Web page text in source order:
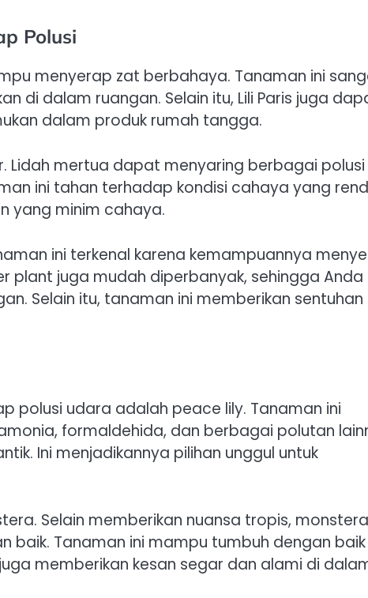
Polusi
menyerap zat berbahaya. Tanaman ini
di dalam ruangan. Selain itu, Lili Paris juga
dalam produk rumah tangga.
Lidah mertua dapat menyaring berbagai polusi
ini tahan terhadap kondisi cahaya yang
yang minim cahaya.
ini terkenal karena kemampuannya
plant juga mudah diperbanyak, sehingga Anda
Selain itu, tanaman ini memberikan sentuhan
polusi udara adalah peace lily. Tanaman ini
formaldehida, dan berbagai polutan
Ini menjadikannya pilihan unggul untuk
Selain memberikan nuansa tropis, monstera
baik. Tanaman ini mampu tumbuh dengan baik
memberikan kesan segar dan alami di